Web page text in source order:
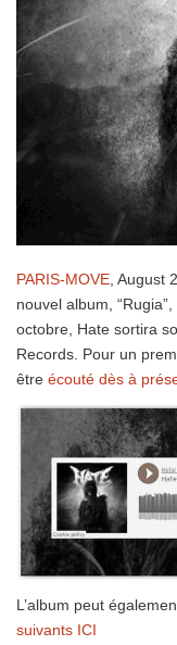
PARIS-MOVE , August
nouvel album,
octobre, Hate sortira
Records. Pour un
être écouté dès à
L’album peut
suivants ICI